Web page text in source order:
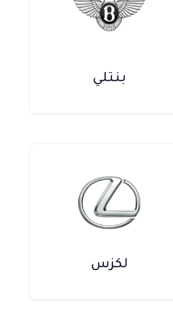
بنتلي
لكزس